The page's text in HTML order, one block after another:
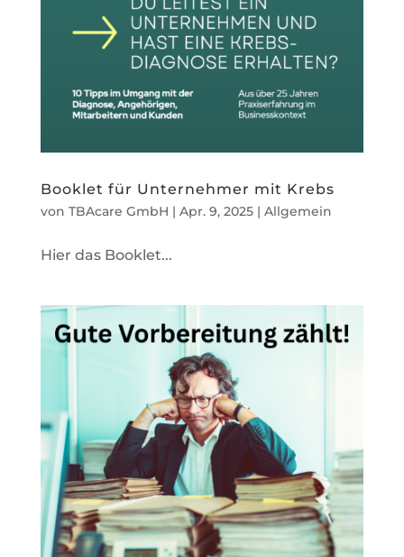
Booklet für Unternehmer mit Krebs
von TBAcare GmbH | Apr. 9, 2025| Allgemein
Hier das Booklet...